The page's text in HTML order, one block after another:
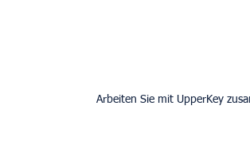
Arbeiten Sie mit UpperKey